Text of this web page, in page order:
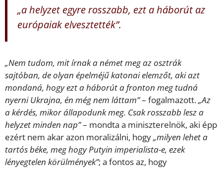
„a helyzet egyre rosszabb, ezt a háborút az
európaiak elvesztették”.
„Nem tudom, mit írnak a német meg az osztrák
sajtóban, de olyan épelméjű katonai elemzőt, aki azt
mondaná, hogy ezt a háborút a fronton meg tudná
nyerni Ukrajna, én még nem láttam”– fogalmazott.„Az
a kérdés, mikor állapodunk meg. Csak rosszabb lesz a
helyzet minden nap”– mondta a miniszterelnök, aki épp
ezért nem akar azon moralizálni, hogy„milyen lehet a
tartós béke, meg hogy Putyin imperialista-e, ezek
lényegtelen körülmények”; a fontos az, hogy